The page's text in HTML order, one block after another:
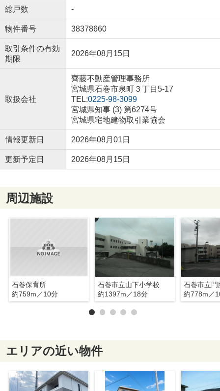
総戸数 -
物件番号 38378660
取引条件の有効
期限
2026年08月15日
取扱会社
齊藤不動産管理事務所
宮城県石巻市泉町３丁目5-17
TEL:0225-98-3099
宮城県知事 (3) 第6274号
宮城県宅地建物取引業協会
情報更新日 2026年08月01日
更新予定日 2026年08月15日
周辺施設
石巻保育所
約759m／10分
石巻市立山下小学校
約1397m／18分
石巻市立門
約778m／
エリアの近い物件